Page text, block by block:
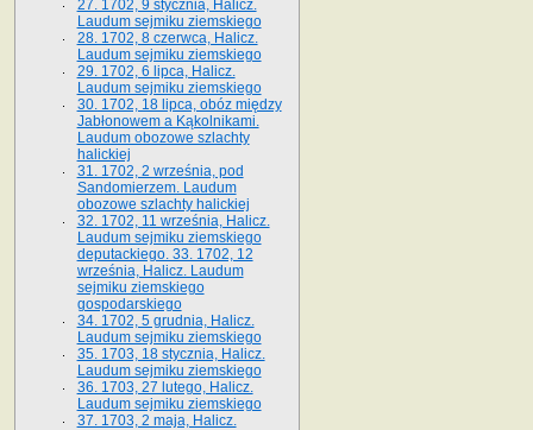
27. 1702, 9 stycznia, Halicz.
Laudum sejmiku ziemskiego
28. 1702, 8 czerwca, Halicz.
Laudum sejmiku ziemskiego
29. 1702, 6 lipca, Halicz.
Laudum sejmiku ziemskiego
30. 1702, 18 lipca, obóz między
Jabłonowem a Kąkolnikami.
Laudum obozowe szlachty
halickiej
31. 1702, 2 września, pod
Sandomierzem. Laudum
obozowe szlachty halickiej
32. 1702, 11 września, Halicz.
Laudum sejmiku ziemskiego
deputackiego. 33. 1702, 12
września, Halicz. Laudum
sejmiku ziemskiego
gospodarskiego
34. 1702, 5 grudnia, Halicz.
Laudum sejmiku ziemskiego
35. 1703, 18 stycznia, Halicz.
Laudum sejmiku ziemskiego
36. 1703, 27 lutego, Halicz.
Laudum sejmiku ziemskiego
37. 1703, 2 maja, Halicz.